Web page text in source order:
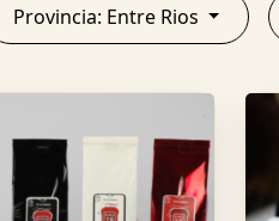
Provincia: Entre Rios